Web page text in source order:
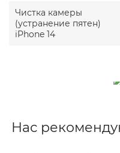
Чистка камеры
(устранение пятен)
iPhone 14
Нас